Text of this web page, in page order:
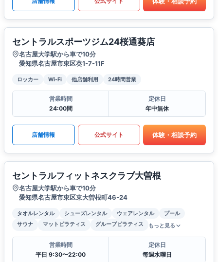
セントラルスポーツジム24桜通葵店
名古屋大学駅から車で10分
愛知県名古屋市東区葵1-7-11F
ロッカー Wi-Fi 他店舗利用 24時間営業
営業時間
24:00間
定休日
年中無休
店舗情報 公式サイト 体験・相談予約
セントラルフィットネスクラブ大曽根
名古屋大学駅から車で10分
愛知県名古屋市東区東大曽根町46-24
タオルレンタル シューズレンタル ウェアレンタル
プール
サウナ
マットピラティス グループピラティス もっと見る
営業時間
平日 9:30〜22:00
定休日
毎週水曜日